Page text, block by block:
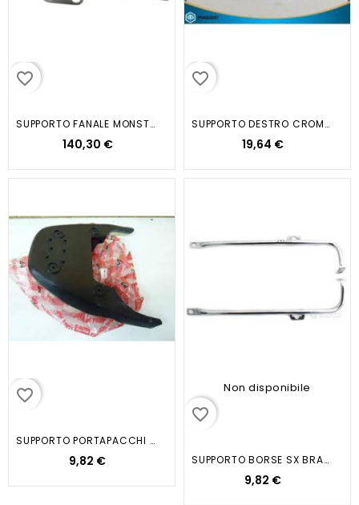
favorite_border
SUPPORTO FANALE MONSTER 02 03
140,30 €
favorite_border
SUPPORTO DESTRO CROMATO SI MIX FL2
19,64 €
favorite_border
SUPPORTO PORTAPACCHI AMICO GL...
9,82 €
Non disponibile
favorite_border
SUPPORTO BORSE SX BRAVO
9,82 €